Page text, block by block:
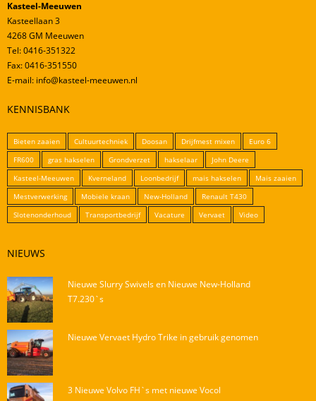
Kasteel-Meeuwen
Kasteellaan 3
4268 GM Meeuwen
Tel: 0416-351322
Fax: 0416-351550
E-mail: info@kasteel-meeuwen.nl
KENNISBANK
Bieten zaaien Cultuurtechniek Doosan Drijfmest mixen
Euro 6
FR600
gras hakselen Grondverzet hakselaar
John Deere
Kasteel-Meeuwen
Kverneland Loonbedrijf mais hakselen
Mais zaaien
Mestverwerking
Mobiele kraan New-Holland
Renault T430
Slotenonderhoud
Transportbedrijf Vacature Vervaet Video
NIEUWS
Nieuwe Slurry Swivels en Nieuwe New-Holland
T7.230`s
Nieuwe Vervaet Hydro Trike in gebruik genomen
3 Nieuwe Volvo FH`s met nieuwe Vocol